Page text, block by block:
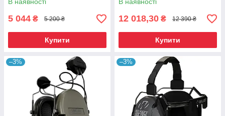
В наявності
5 044 ₴ 5 200 ₴
Купити
В наявності
12 018,30 ₴ 12 390 ₴
Купити
–3% –3%